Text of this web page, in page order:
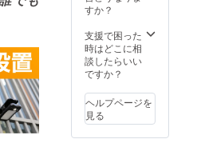
様お願
い致し
ます。
2026年
からオ
ンライ
ン
ショッ
合、正
価格が
販売予
定価格
より下
能性も
ござい
ます。
類似商
すか？
支援で困った
時はどこに相
談したらいい
ですか？
ヘルプページを
見る